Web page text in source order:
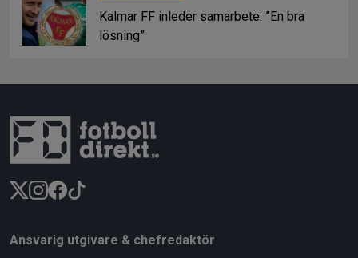
Kalmar FF inleder samarbete: ”En bra
lösning”
Ansvarig utgivare & chefredaktör